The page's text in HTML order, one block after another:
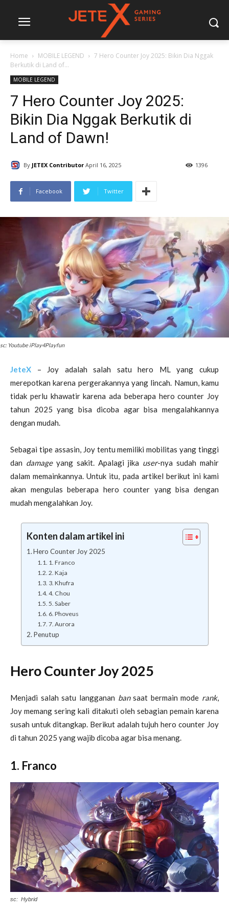
Home MOBILE LEGEND
7 Hero Counter Joy 2025: Bikin Dia Nggak
Berkutik di Land of...
MOBILE LEGEND
7 Hero Counter Joy 2025:
Bikin Dia Nggak Berkutik di
Land of Dawn!
By JETEX Contributor April 16, 2025 1396
Facebook Twitter
sc: Youtube iPlay4Playfun
JeteX – Joy adalah salah satu hero ML yang cukup
merepotkan karena pergerakannya yang lincah. Namun, kamu
tidak perlu khawatir karena ada beberapa hero counter Joy
tahun 2025 yang bisa dicoba agar bisa mengalahkannya
dengan mudah.
Sebagai tipe assasin, Joy tentu memiliki mobilitas yang tinggi
dan damageyang sakit. Apalagi jika user-nya sudah mahir
dalam memainkannya. Untuk itu, pada artikel berikut ini kami
akan mengulas beberapa hero counter yang bisa dengan
mudah mengalahkan Joy.
Konten dalam artikel ini
Hero Counter Joy 2025
1. Franco
2. Kaja
3. Khufra
4. Chou
5. Saber
6. Phoveus
7. Aurora
Penutup
Hero Counter Joy 2025
Menjadi salah satu langganan bansaat bermain mode rank,
Joy memang sering kali ditakuti oleh sebagian pemain karena
susah untuk ditangkap. Berikut adalah tujuh hero counter Joy
di tahun 2025 yang wajib dicoba agar bisa menang.
1. Franco
sc: Hybrid